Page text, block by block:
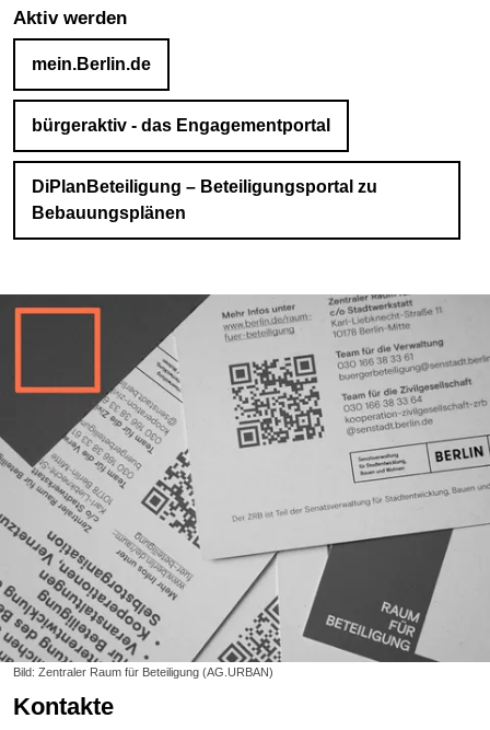
Aktiv werden
mein.Berlin.de
bürgeraktiv - das Engagementportal
DiPlanBeteiligung – Beteiligungsportal zu
Bebauungsplänen
Bild: Zentraler Raum für Beteiligung (AG.URBAN)
Kontakte